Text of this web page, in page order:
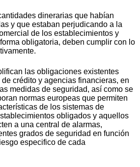
dinerarias que habían
y que estaban perjudicando a la
de los establecimientos y
obligatoria, deben cumplir con lo
las obligaciones existentes
crédito y agencias financieras, en
medidas de seguridad, así como se
normas europeas que permiten
de los sistemas de
obligados y aquellos
a una central de alarmas,
grados de seguridad en función
especifico de cada